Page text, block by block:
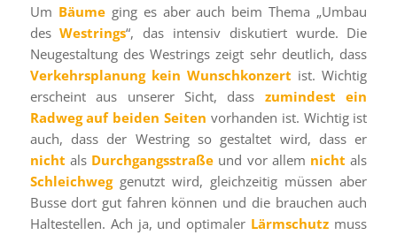
Um Bäumeging es aber auch beim Thema „Umbau
desWestrings“, das intensiv diskutiert wurde. Die
Neugestaltung des Westrings zeigt sehr deutlich, dass
Verkehrsplanung kein Wunschkonzert ist. Wichtig
erscheint aus unserer Sicht, dass zumindest ein
Radweg auf beiden Seiten vorhanden ist. Wichtig ist
auch, dass der Westring so gestaltet wird, dass er
nicht als Durchgangsstraße und vor allem nicht als
Schleichweggenutzt wird, gleichzeitig müssen aber
Busse dort gut fahren können und die brauchen auch
Haltestellen. Ach ja, und optimaler Lärmschutz muss